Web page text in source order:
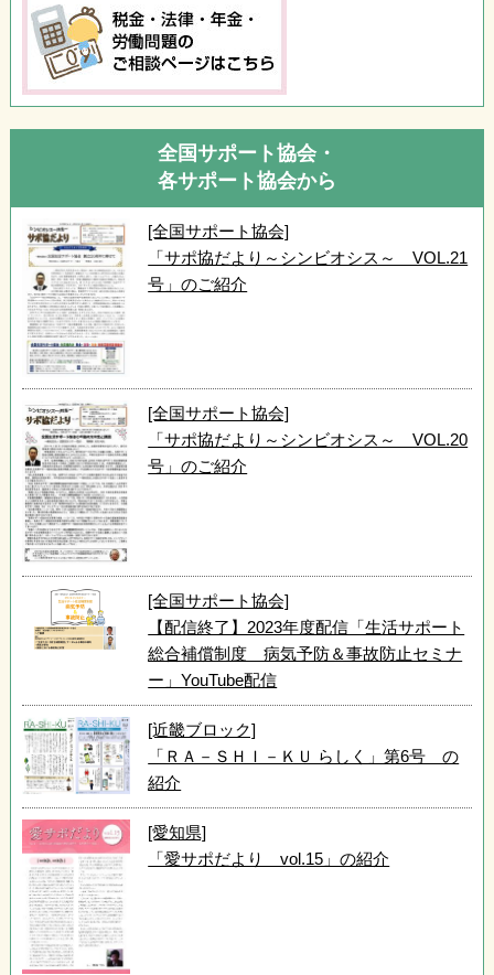
全国サポート協会・
各サポート協会から
[全国サポート協会]
「サポ協だより～シンビオシス～ VOL.21
号」のご紹介
[全国サポート協会]
「サポ協だより～シンビオシス～ VOL.20
号」のご紹介
[全国サポート協会]
【配信終了】2023年度配信「生活サポート
総合補償制度 病気予防＆事故防止セミナ
ー」YouTube配信
[近畿ブロック]
「ＲＡ－ＳＨＩ－ＫＵ らしく」第6号 の
紹介
[愛知県]
「愛サポだより vol.15」の紹介